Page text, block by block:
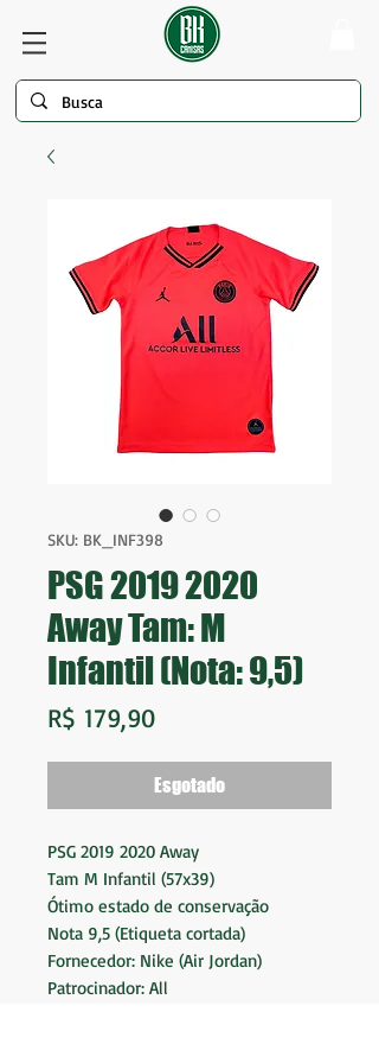
SKU: BK_INF398
PSG 2019 2020
Away Tam: M
Infantil (Nota: 9,5)
R$ 179,90Preço
Esgotado
PSG 2019 2020 Away
Tam M Infantil (57x39)
Ótimo estado de conservação
Nota 9,5 (Etiqueta cortada)
Fornecedor: Nike (Air Jordan)
Patrocinador: All